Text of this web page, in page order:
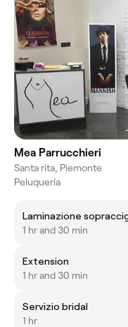
Mea Parrucchieri
Santa rita, Piemonte
Peluquería
Laminazione
1 hr and 30 min
Extension
1 hr and 30 min
Servizio bridal
1 hr